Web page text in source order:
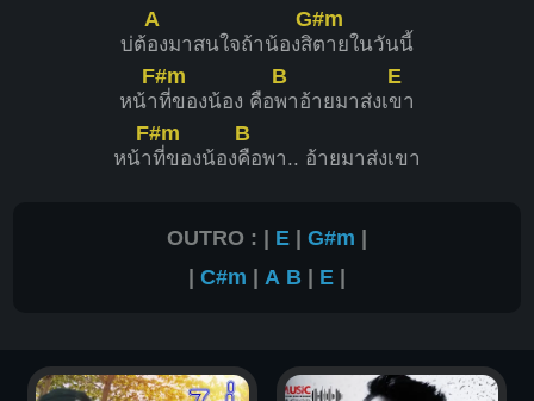
บ่ต้
A
องมาสนใจถ้าน้องสิ
G#m
ตายในวันนี้
หน้า
F#m
ที่ของน้อง คือ
B
พาอ้ายมาส่งเ
E
ขา
หน้า
F#m
ที่ของน้อง
B
คือพา.. อ้ายมาส่งเขา
OUTRO : | E | G#m |
| C#m | A B | E |